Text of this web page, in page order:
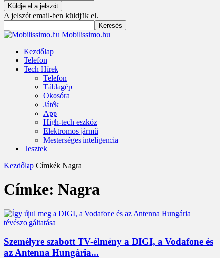
A jelszót email-ben küldjük el.
Mobilissimo.hu
Kezdőlap
Telefon
Tech Hírek
Telefon
Táblagép
Okosóra
Játék
App
High-tech eszköz
Elektromos jármű
Mesterséges inteligencia
Tesztek
Kezdőlap Címkék Nagra
Címke: Nagra
Személyre szabott TV-élmény a DIGI, a Vodafone és
az Antenna Hungária...